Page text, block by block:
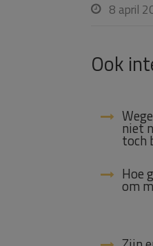
 8 april
Ook
niet
toch
Hoe
om